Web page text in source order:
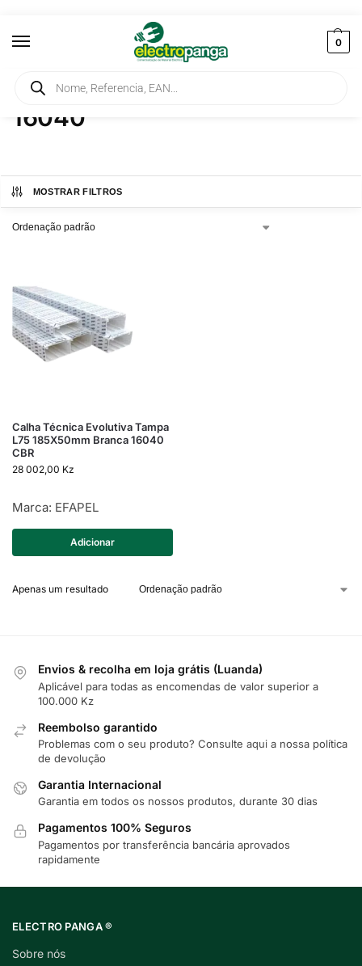
0
Início / Produtos etiquetados com “16040”
16040
MOSTRAR FILTROS
Calha Técnica Evolutiva Tampa
L75 185X50mm Branca 16040
CBR
28 002,00 Kz
Marca: EFAPEL
Adicionar
Apenas um resultado
Envios & recolha em loja grátis (Luanda)
Aplicável para todas as encomendas de valor superior a
100.000 Kz
Reembolso garantido
Problemas com o seu produto? Consulte aqui a nossa política
de devolução
Garantia Internacional
Garantia em todos os nossos produtos, durante 30 dias
Pagamentos 100% Seguros
Pagamentos por transferência bancária aprovados
rapidamente
ELECTRO PANGA ®
Sobre nós